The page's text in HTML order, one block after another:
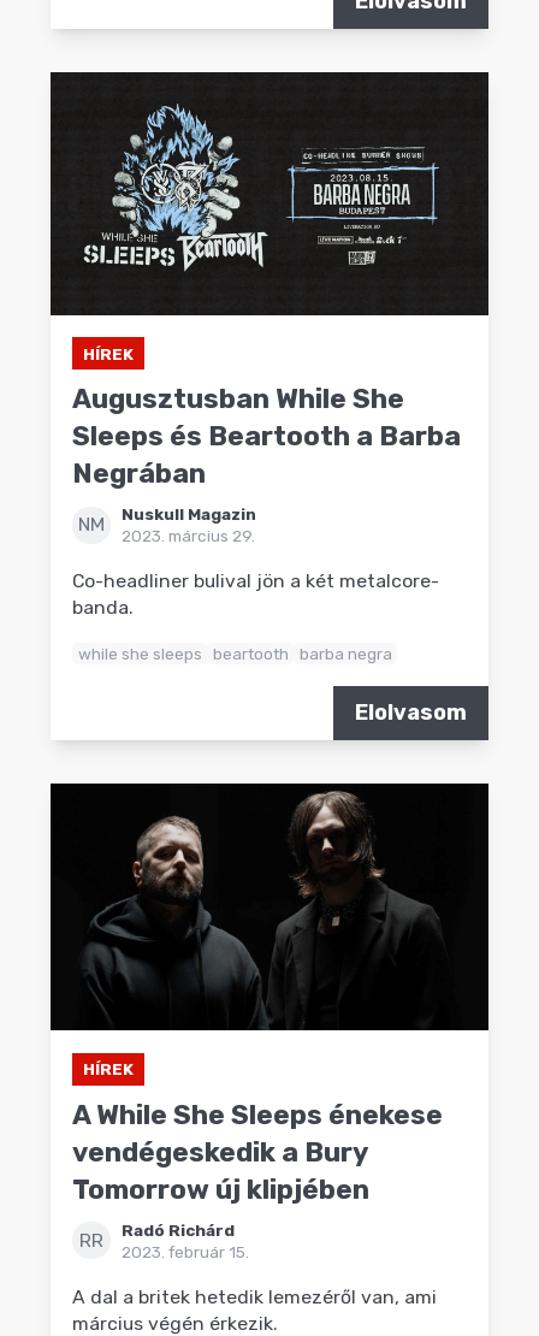
HÍREK
Augusztusban While She
Sleeps és Beartooth a Barba
Negrában
NM
Nuskull Magazin
2023. március 29.
Co-headliner bulival jön a két metalcore-
banda.
while she sleeps beartooth barba negra
Elolvasom
HÍREK
A While She Sleeps énekese
vendégeskedik a Bury
Tomorrow új klipjében
RR
Radó Richárd
2023. február 15.
A dal a britek hetedik lemezéről van, ami
március végén érkezik.